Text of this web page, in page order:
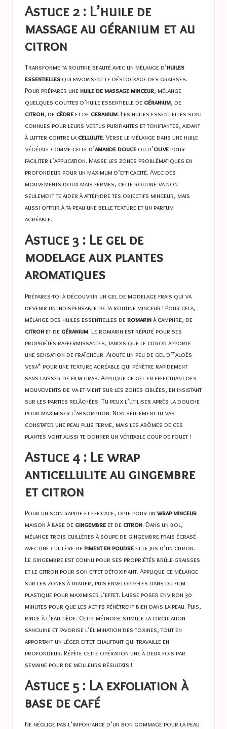
Astuce 2 : L’huile de
massage au géranium et au
citron
Transforme ta routine beauté avec un mélange d’huiles
essentielles qui favorisent le déstockage des graisses.
Pour préparer unehuile de massage minceur, mélange
quelques gouttes d’huile essentielle de géranium, de
citron, de cèdreet de geranium. Les huiles essentielles sont
connues pour leurs vertus purifiantes et tonifiantes, aidant
à lutter contre la cellulite. Verse le mélange dans une huile
végétale comme celle d’amande douce ou d’olivepour
faciliter l’application. Masse les zones problématiques en
profondeur pour un maximum d’efficacité. Avec des
mouvements doux mais fermes, cette routine va non
seulement te aider à atteindre tes objectifs minceur, mais
aussi offrir à ta peau une belle texture et un parfum
agréable.
Astuce 3 : Le gel de
modelage aux plantes
aromatiques
Prépares-toi à découvrir un gel de modelage frais qui va
devenir un indispensable de ta routine minceur ! Pour cela,
mélange des huiles essentielles deromarinà camphre, de
citronet de géranium. Le romarin est réputé pour ses
propriétés raffermissantes, tandis que le citron apporte
une sensation de fraîcheur. Ajoute un peu de gel d’*aloès
vera* pour une texture agréable qui pénètre rapidement
sans laisser de film gras. Applique ce gel en effectuant des
mouvements de va-et-vient sur les zones ciblées, en insistant
sur les parties relâchées. Tu peux l’utiliser après la douche
pour maximiser l’absorption. Non seulement tu vas
constater une peau plus ferme, mais les arômes de ces
plantes vont aussi te donner un véritable coup de fouet !
Astuce 4 : Le wrap
anticellulite au gingembre
et citron
Pour un soin rapide et efficace, opte pour unwrap minceur
maison à base de gingembreet de citron. Dans un bol,
mélange trois cuillères à soupe de gingembre frais écrasé
avec une cuillère depiment en poudreet le jus d’un citron.
Le gingembre est connu pour ses propriétés brûle-graisses
et le citron pour son effet détoxifiant. Applique ce mélange
sur les zones à traiter, puis enveloppe-les dans du film
plastique pour maximiser l’effet. Laisse poser environ 30
minutes pour que les actifs pénètrent bien dans la peau. Puis,
rince à l’eau tiède. Cette méthode stimule la circulation
sanguine et favorise l’élimination des toxines, tout en
apportant un léger effet chauffant qui travaille en
profondeur. Répète cette opération une à deux fois par
semaine pour de meilleurs résultats !
Astuce 5 : La exfoliation à
base de café
Ne néglige pas l’importance d’un bon gommage pour la peau